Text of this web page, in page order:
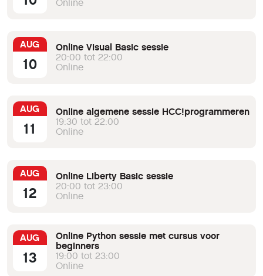
Online
AUG
10
Online Visual Basic sessie
20:00 tot 22:00
Online
AUG
11
Online algemene sessie HCC!programmeren
19:30 tot 22:00
Online
AUG
12
Online Liberty Basic sessie
20:00 tot 23:00
Online
AUG
13
Online Python sessie met cursus voor
beginners
19:00 tot 23:00
Online